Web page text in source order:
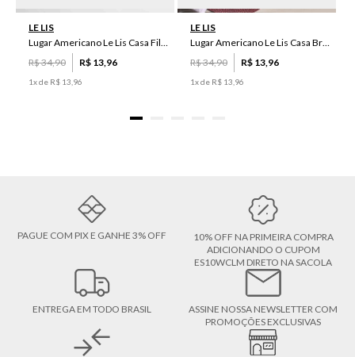
LE LIS
Lugar Americano Le Lis Casa Filipa
R$34,90 R$ 13 96
1x de R$ 13 96
LE LIS
Lugar Americano Le Lis Casa Brenda
R$34,90 R$ 13 96
1x de R$ 13 96
PAGUE COM PIX E GANHE 3% OFF
10% OFF NA PRIMEIRA COMPRA
ADICIONANDO O CUPOM
ES10WCLM DIRETO NA SACOLA
ENTREGA EM TODO BRASIL
ASSINE NOSSA NEWSLETTER COM
PROMOÇÕES EXCLUSIVAS